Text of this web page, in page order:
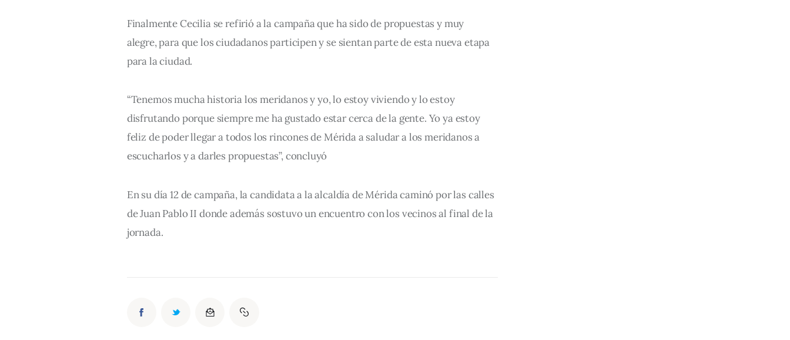
Finalmente Cecilia se refirió a la campaña que ha sido de propuestas y muy
alegre, para que los ciudadanos participen y se sientan parte de esta nueva etapa
para la ciudad.
“Tenemos mucha historia los meridanos y yo, lo estoy viviendo y lo estoy
disfrutando porque siempre me ha gustado estar cerca de la gente. Yo ya estoy
feliz de poder llegar a todos los rincones de Mérida a saludar a los meridanos a
escucharlos y a darles propuestas”, concluyó
En su día 12 de campaña, la candidata a la alcaldía de Mérida caminó por las calles
de Juan Pablo II donde además sostuvo un encuentro con los vecinos al final de la
jornada.